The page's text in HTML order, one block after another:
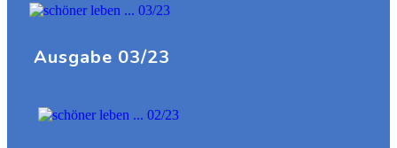
Ausgabe 03/23